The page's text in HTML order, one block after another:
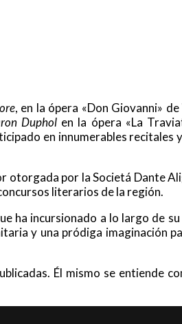
, en la ópera «Don Giovanni»
Duphol en la ópera «La
en innumerables recitales
otorgada por la Societá Dante
literarios de la región.
ha incursionado a lo largo de su
y una pródiga imaginación
Él mismo se entiende